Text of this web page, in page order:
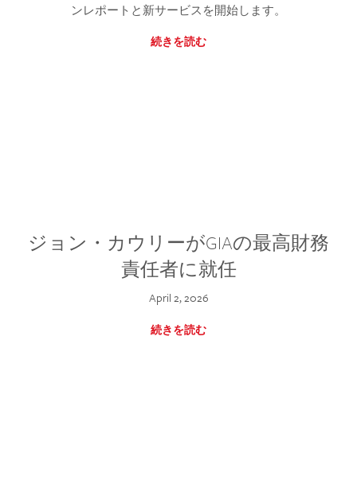
ンレポートと新サービスを開始します。
続きを読む
ジョン・カウリーがGIAの最高財務
責任者に就任
April 2, 2026
続きを読む